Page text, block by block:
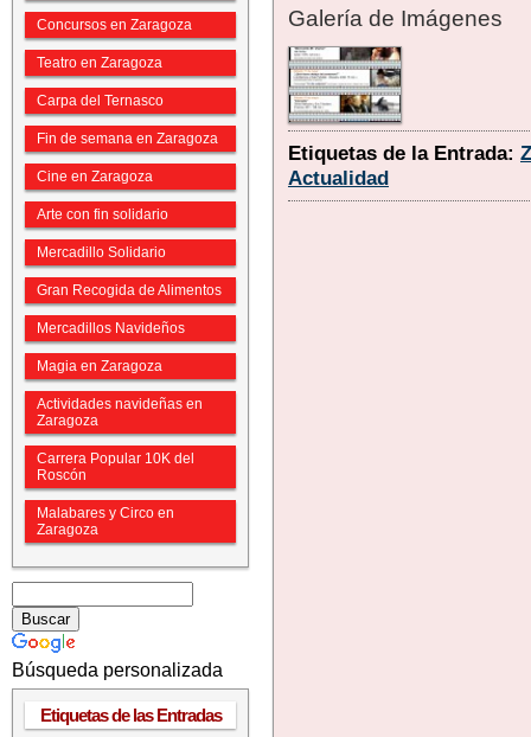
Concursos en Zaragoza
Teatro en Zaragoza
Carpa del Ternasco
Fin de semana en Zaragoza
Cine en Zaragoza
Arte con fin solidario
Mercadillo Solidario
Gran Recogida de Alimentos
Mercadillos Navideños
Magia en Zaragoza
Actividades navideñas en
Zaragoza
Carrera Popular 10K del
Roscón
Malabares y Circo en
Zaragoza
Búsqueda personalizada
Etiquetas de las Entradas
Galería de Imágenes
Etiquetas de la Entrada:
Actualidad